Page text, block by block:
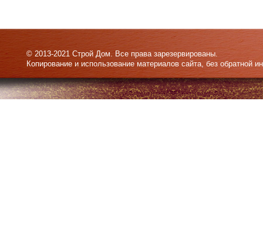
© 2013-2021 Строй Дом. Все права зарезервированы.
Копирование и использование материалов сайта, без обратной